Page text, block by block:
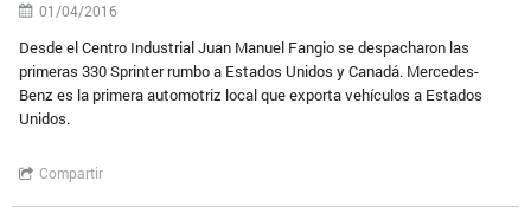
01/04/2016
Desde el Centro Industrial Juan Manuel Fangio se despacharon las
primeras 330 Sprinter rumbo a Estados Unidos y Canadá. Mercedes-
Benz es la primera automotriz local que exporta vehículos a Estados
Unidos.
Compartir